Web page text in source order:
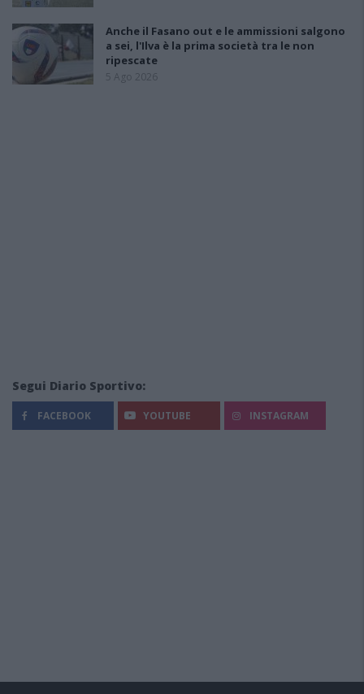
Anche il Fasano out e le ammissioni salgono
a sei, l'Ilva è la prima società tra le non
ripescate
5 Ago 2026
Segui Diario Sportivo:
FACEBOOK YOUTUBE INSTAGRAM